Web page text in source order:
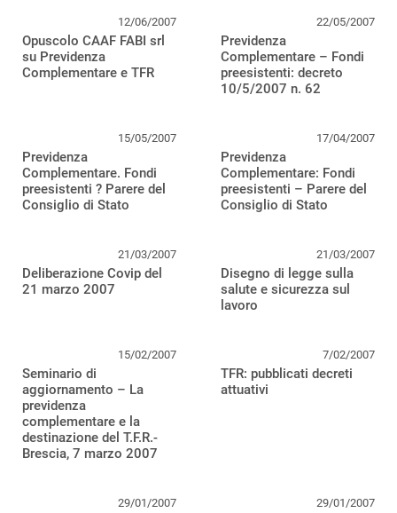
12/06/2007
Opuscolo CAAF FABI srl
su Previdenza
Complementare e TFR
22/05/2007
Previdenza
Complementare – Fondi
preesistenti: decreto
10/5/2007 n. 62
15/05/2007
Previdenza
Complementare. Fondi
preesistenti ? Parere del
Consiglio di Stato
17/04/2007
Previdenza
Complementare: Fondi
preesistenti – Parere del
Consiglio di Stato
21/03/2007
Deliberazione Covip del
21 marzo 2007
21/03/2007
Disegno di legge sulla
salute e sicurezza sul
lavoro
15/02/2007
Seminario di
aggiornamento – La
previdenza
complementare e la
destinazione del T.F.R.-
Brescia, 7 marzo 2007
7/02/2007
TFR: pubblicati decreti
attuativi
29/01/2007 29/01/2007